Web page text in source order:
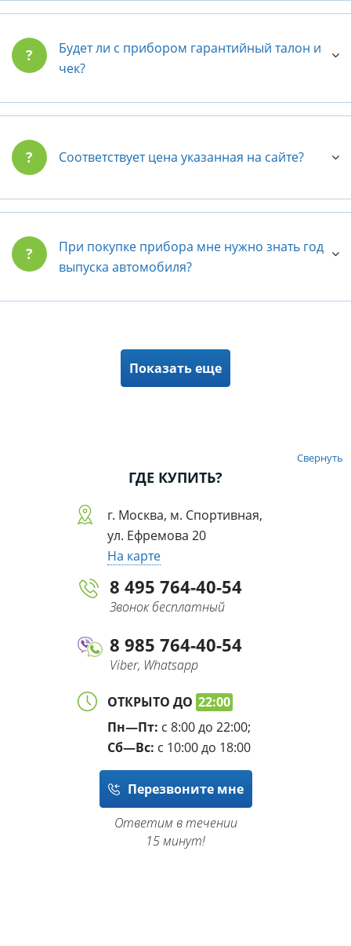
?
Будет ли с прибором гарантийный талон и
чек?
? Соответствует цена указанная на сайте?
?
При покупке прибора мне нужно знать год
выпуска автомобиля?
Показать еще
Свернуть
ГДЕ КУПИТЬ?
г. Москва, м. Спортивная,
ул. Ефремова 20
На карте
8 495 764-40-54
Звонок бесплатный
8 985 764-40-54
Viber, Whatsapp
ОТКРЫТО ДО 22:00
Пн—Пт: с 8:00 до 22:00;
Сб—Вс: с 10:00 до 18:00
Перезвоните мне
Ответим в течении
15 минут!